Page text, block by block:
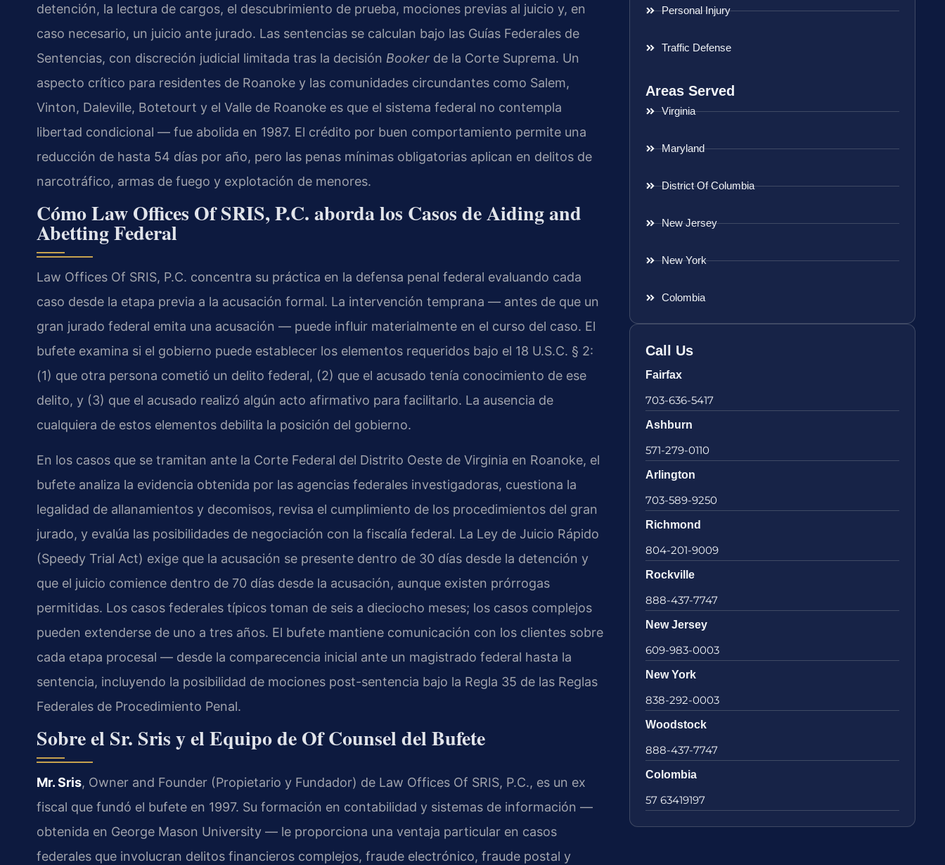
detención, la lectura de cargos, el descubrimiento de prueba, mociones previas al juicio y, en
caso necesario, un juicio ante jurado. Las sentencias se calculan bajo las Guías Federales de
Sentencias, con discreción judicial limitada tras la decisión Booker de la Corte Suprema. Un
aspecto crítico para residentes de Roanoke y las comunidades circundantes como Salem,
Vinton, Daleville, Botetourt y el Valle de Roanoke es que el sistema federal no contempla
libertad condicional — fue abolida en 1987. El crédito por buen comportamiento permite una
reducción de hasta 54 días por año, pero las penas mínimas obligatorias aplican en delitos de
narcotráfico, armas de fuego y explotación de menores.
Cómo Law Offices Of SRIS, P.C. aborda los Casos de Aiding and
Abetting Federal
Law Offices Of SRIS, P.C. concentra su práctica en la defensa penal federal evaluando cada
caso desde la etapa previa a la acusación formal. La intervención temprana — antes de que un
gran jurado federal emita una acusación — puede influir materialmente en el curso del caso. El
bufete examina si el gobierno puede establecer los elementos requeridos bajo el 18 U.S.C. § 2:
(1) que otra persona cometió un delito federal, (2) que el acusado tenía conocimiento de ese
delito, y (3) que el acusado realizó algún acto afirmativo para facilitarlo. La ausencia de
cualquiera de estos elementos debilita la posición del gobierno.
En los casos que se tramitan ante la Corte Federal del Distrito Oeste de Virginia en Roanoke, el
bufete analiza la evidencia obtenida por las agencias federales investigadoras, cuestiona la
legalidad de allanamientos y decomisos, revisa el cumplimiento de los procedimientos del gran
jurado, y evalúa las posibilidades de negociación con la fiscalía federal. La Ley de Juicio Rápido
(Speedy Trial Act) exige que la acusación se presente dentro de 30 días desde la detención y
que el juicio comience dentro de 70 días desde la acusación, aunque existen prórrogas
permitidas. Los casos federales típicos toman de seis a dieciocho meses; los casos complejos
pueden extenderse de uno a tres años. El bufete mantiene comunicación con los clientes sobre
cada etapa procesal — desde la comparecencia inicial ante un magistrado federal hasta la
sentencia, incluyendo la posibilidad de mociones post-sentencia bajo la Regla 35 de las Reglas
Federales de Procedimiento Penal.
Sobre el Sr. Sris y el Equipo de Of Counsel del Bufete
Mr. Sris, Owner and Founder (Propietario y Fundador) de Law Offices Of SRIS, P.C., es un ex
fiscal que fundó el bufete en 1997. Su formación en contabilidad y sistemas de información —
obtenida en George Mason University — le proporciona una ventaja particular en casos
federales que involucran delitos financieros complejos, fraude electrónico, fraude postal y
Personal Injury
Traffic Defense
Areas Served
Virginia
Maryland
District Of Columbia
New Jersey
New York
Colombia
Call Us
Fairfax
703-636-5417
Ashburn
571-279-0110
Arlington
703-589-9250
Richmond
804-201-9009
Rockville
888-437-7747
New Jersey
609-983-0003
New York
838-292-0003
Woodstock
888-437-7747
Colombia
57 63419197